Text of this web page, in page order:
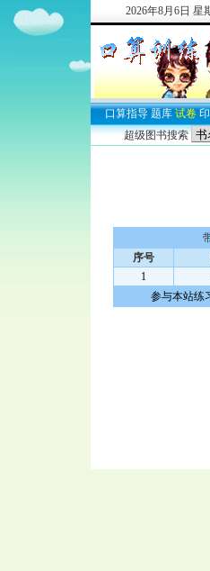
2026年8月 6日 星
口算指导 题库 试卷 印
超级图书搜索
序号
1
参与本站练